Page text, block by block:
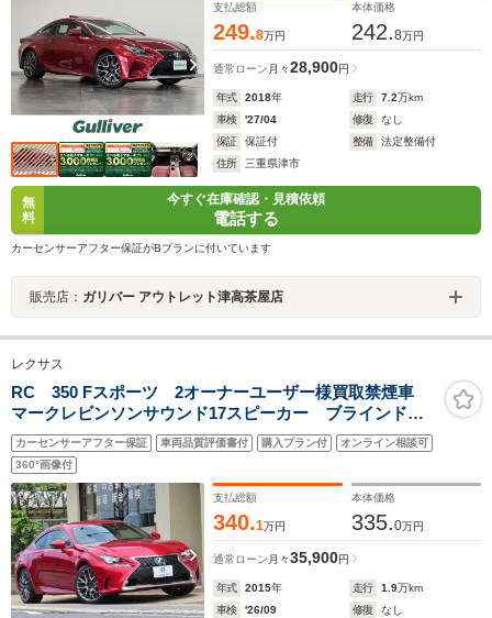
支払総額
249.8万円
本体価格
242.8万円
通常ローン 月々28,900円
年式 2018年 走行 7.2万km
車検
'27/04 修復
なし
保証
保証付 整備
法定整備付
住所
三重県津市
無
料
今すぐ在庫確認・見積依頼
電話する
カーセンサーアフター保証がBプランに付いています
販売店： ガリバー アウトレット津高茶屋店
レクサス
RC 350 Fスポーツ 2オーナーユーザー様買取禁煙車
マークレビンソンサウンド17スピーカー ブラインドス
ポットM プリクラッシュS LDA AHB 角型3眼LED
ヘッド クリアランスソナー ベンチレーション/ヒータ
ー 3方向ドラレコ
カーセンサーアフター保証 車両品質評価書付 購入プラン付
オンライン相談可
360°画像付
支払総額
340.1万円
本体価格
335.0万円
通常ローン 月々35,900円
年式 2015年 走行 1.9万km
車検
'26/09 修復
なし